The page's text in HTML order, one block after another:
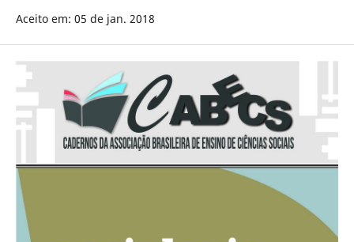
Aceito em: 05 de jan. 2018